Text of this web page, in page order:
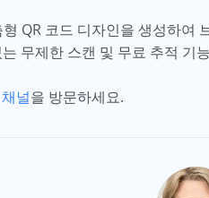
QR 코드 디자인을 생성하여
무제한 스캔 및 무료 추적 기
널을 방문하세요.